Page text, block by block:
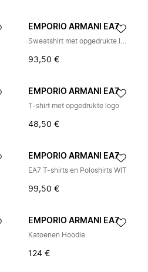
EMPORIO ARMANI EA7
Sweatshirt met opgedrukte logo
93,50 €
EMPORIO ARMANI EA7
T-shirt met opgedrukte logo
48,50 €
EMPORIO ARMANI EA7
EA7 T-shirts en Poloshirts WIT
99,50 €
EMPORIO ARMANI EA7
Katoenen Hoodie
124 €